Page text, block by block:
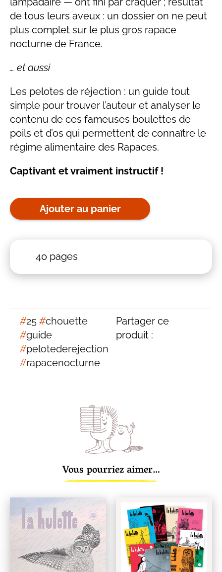
de tous leurs aveux : un dossier on ne peut
plus complet sur le plus gros rapace
nocturne de France.
… et aussi
Les pelotes de réjection : un guide tout
simple pour trouver l’auteur et analyser le
contenu de ces fameuses boulettes de
poils et d’os qui permettent de connaître le
régime alimentaire des Rapaces.
Captivant et vraiment instructif !
Ajouter au panier
40 pages
#25 #chouette
#guide
#pelotederejection
#rapacenocturne
Partager ce
produit :
Vous pourriez aimer…